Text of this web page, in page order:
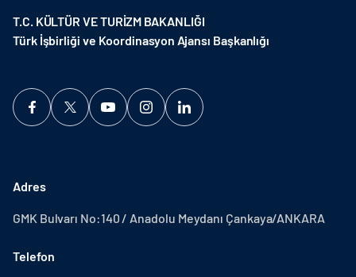
T.C. KÜLTÜR VE TURİZM BAKANLIĞI
Türk İşbirliği ve Koordinasyon Ajansı Başkanlığı
Adres
GMK Bulvarı No:140 / Anadolu Meydanı Çankaya/ANKARA
Telefon